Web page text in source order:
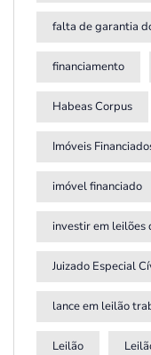
falta de garantia
financiamento
Habeas Corpus
Imóveis
imóvel financiado
investir em leilões
Juizado Especial
lance em leilão
Leilão